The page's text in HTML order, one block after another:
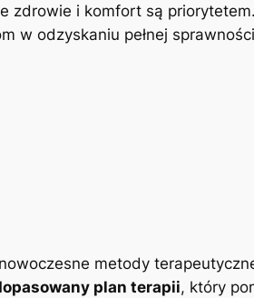
zdrowie i komfort są
w odzyskaniu pełnej
metody
plan terapii, który